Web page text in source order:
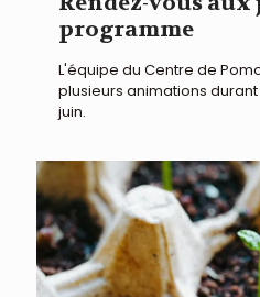
programme
L'équipe du Centre de
plusieurs animations
juin.